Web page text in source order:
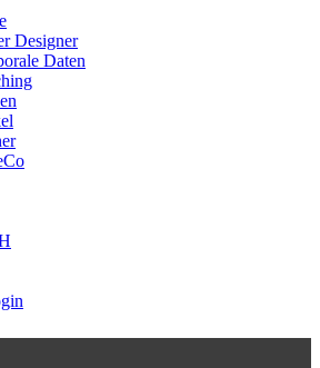
Designer
Daten